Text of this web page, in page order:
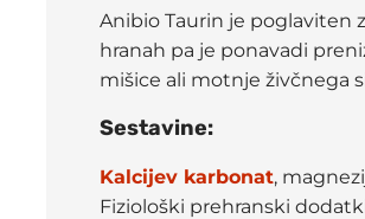
Anibio Taurin je poglaviten
hranah pa je ponavadi
mišice ali motnje živčnega
Sestavine:
Kalcijev karbonat,
Fiziološki prehranski